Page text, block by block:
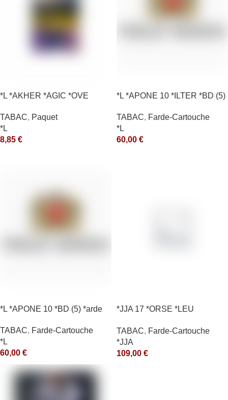
*L *AKHER *AGIC *OVE
TABAC, Paquet
*L
8,85 €
*L *APONE 10 *ILTER *BD (5)
TABAC, Farde-Cartouche
*L
60,00 €
*L *APONE 10 *BD (5) *arde
TABAC, Farde-Cartouche
*L
60,00 €
*JJA 17 *ORSE *LEU
TABAC, Farde-Cartouche
*JJA
109,00 €